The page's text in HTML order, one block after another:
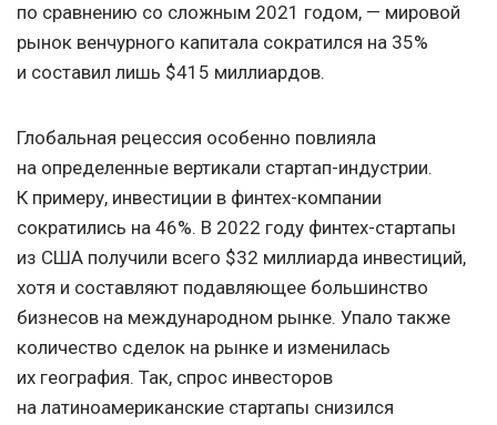
по сравнению со сложным 2021 годом, — мировой
рынок венчурного капитала сократился на 35%
и составил лишь $415 миллиардов.
Глобальная рецессия особенно повлияла
на определенные вертикали стартап-индустрии.
К примеру, инвестиции в финтех-компании
сократились на 46%. В 2022 году финтех-стартапы
из США получили всего $32 миллиарда инвестиций,
хотя и составляют подавляющее большинство
бизнесов на международном рынке. Упало также
количество сделок на рынке и изменилась
их география. Так, спрос инвесторов
на латиноамериканские стартапы снизился